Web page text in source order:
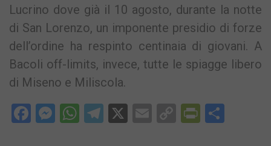
Lucrino dove già il 10 agosto, durante la notte
di San Lorenzo, un imponente presidio di forze
dell’ordine ha respinto centinaia di giovani. A
Bacoli off-limits, invece, tutte le spiagge libero
di Miseno e Miliscola.
Facebook
Messenger
WhatsApp
Telegram
X EmailCopy